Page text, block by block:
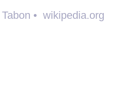
Tabon • wikipedia.org